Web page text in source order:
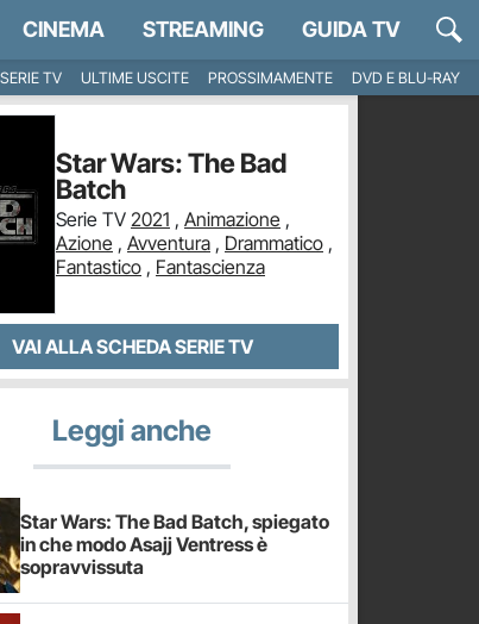
CINEMA STREAMING GUIDA TV
TV ULTIME USCITE PROSSIMAMENTE
DVD E BLU-RAY
Star Wars: The Bad
Batch
Serie TV 2021 , Animazione ,
Azione , Avventura , Drammatico ,
Fantastico , Fantascienza
VAI ALLA SCHEDA SERIE TV
Leggi anche
Star Wars: The Bad Batch, spiegato
in che modo Asajj Ventress è
sopravvissuta